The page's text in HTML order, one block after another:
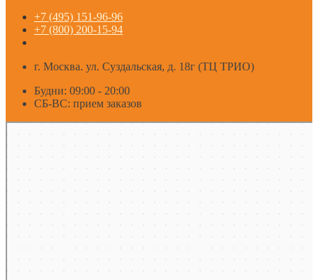
+7 (495) 151-96-96
+7 (800) 200-15-94
г. Москва. ул. Суздальская, д. 18г (ТЦ ТРИО)
Будни: 09:00 - 20:00
СБ-ВС: прием заказов